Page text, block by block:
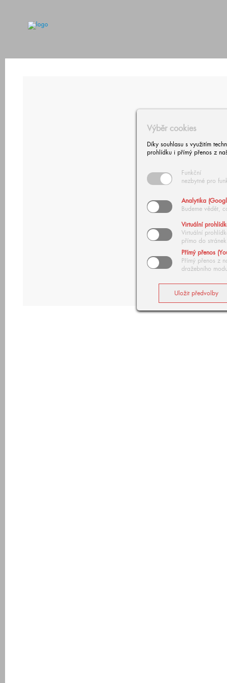
Výběr cookies
Díky souhlasu s využitím
prohlídku i přímý přenos z
Funkční
nezbytné pro
Analytika
Budeme vědět,
Virtuální
Virtuální
přímo do stránek
Přímý přenos
Přímý přenos z
dražebního